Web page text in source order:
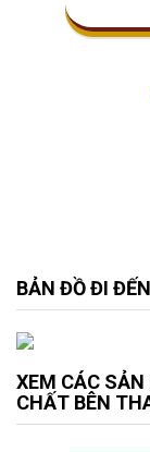
BẢN ĐỒ ĐI
XEM CÁC
CHẤT BÊN